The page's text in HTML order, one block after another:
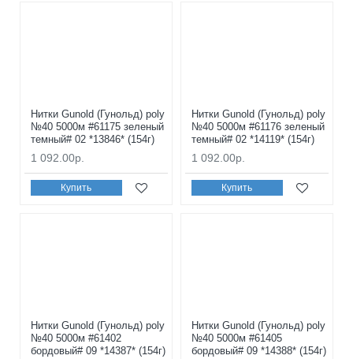
Нитки Gunold (Гунольд) poly
№40 5000м #61175 зеленый
темный# 02 *13846* (154г)
1 092.00р.
Купить
Нитки Gunold (Гунольд) poly
№40 5000м #61176 зеленый
темный# 02 *14119* (154г)
1 092.00р.
Купить
Нитки Gunold (Гунольд) poly
№40 5000м #61402
бордовый# 09 *14387* (154г)
Нитки Gunold (Гунольд) poly
№40 5000м #61405
бордовый# 09 *14388* (154г)